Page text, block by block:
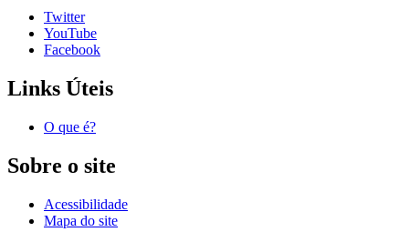
Twitter
YouTube
Facebook
Links Úteis
O que é?
Sobre o site
Acessibilidade
Mapa do site